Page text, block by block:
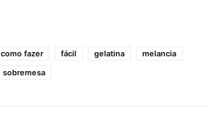
como fazer fácil gelatina
melancia
sobremesa